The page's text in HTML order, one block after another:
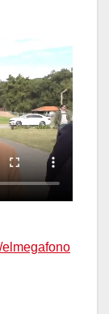
elmegafono